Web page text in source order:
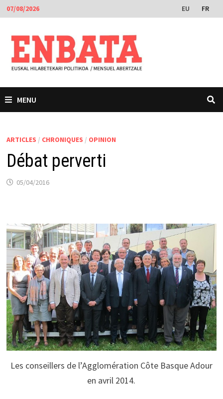
Passer
au
contenu
07/08/2026 EU FR
MENU
ARTICLES / CHRONIQUES / OPINION
Débat perverti
05/04/2016
Les conseillers de l’Agglomération Côte Basque Adour
en avril 2014.